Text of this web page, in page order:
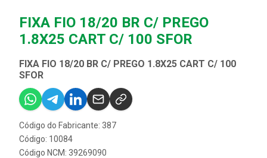
FIXA FIO 18/20 BR C/ PREGO
1.8X25 CART C/ 100 SFOR
FIXA FIO 18/20 BR C/ PREGO 1.8X25 CART C/ 100
SFOR
Código do Fabricante: 387
Código: 10084
Código NCM: 39269090